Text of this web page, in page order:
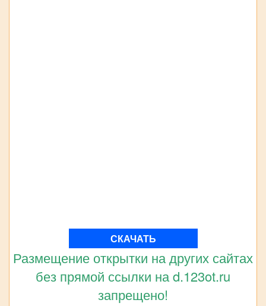
СКАЧАТЬ
Размещение открытки на других сайтах
без прямой ссылки на d.123ot.ru
запрещено!